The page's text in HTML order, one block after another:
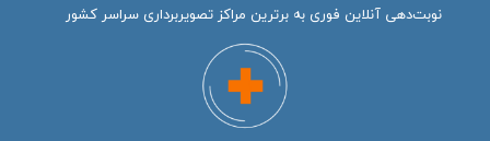
نوبت‌دهی آنلاین فوری به برترین مراکز تصویربرداری سراسر کشور